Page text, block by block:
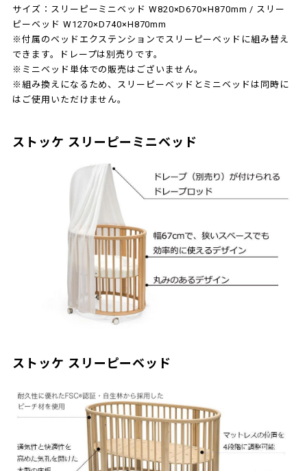
サイズ：スリーピーミニベッド W820×D670×H870mm / スリー
ピーベッド W1270×D740×H870mm
※付属のベッドエクステンションでスリーピーベッドに組み替え
できます。ドレープは別売りです。
※ミニベッド単体での販売はございません。
※組み換えになるため、スリーピーベッドとミニベッドは同時に
はご使用いただけません。
ストッケ スリーピーミニベッド
ストッケ スリーピーベッド